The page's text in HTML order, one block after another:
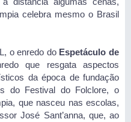
celebra mesmo o Brasil
o enredo do Espetáculo de
que resgata aspectos
da época de fundação
do Festival do Folclore, o
que nasceu nas escolas,
José Sant’anna, que, ao